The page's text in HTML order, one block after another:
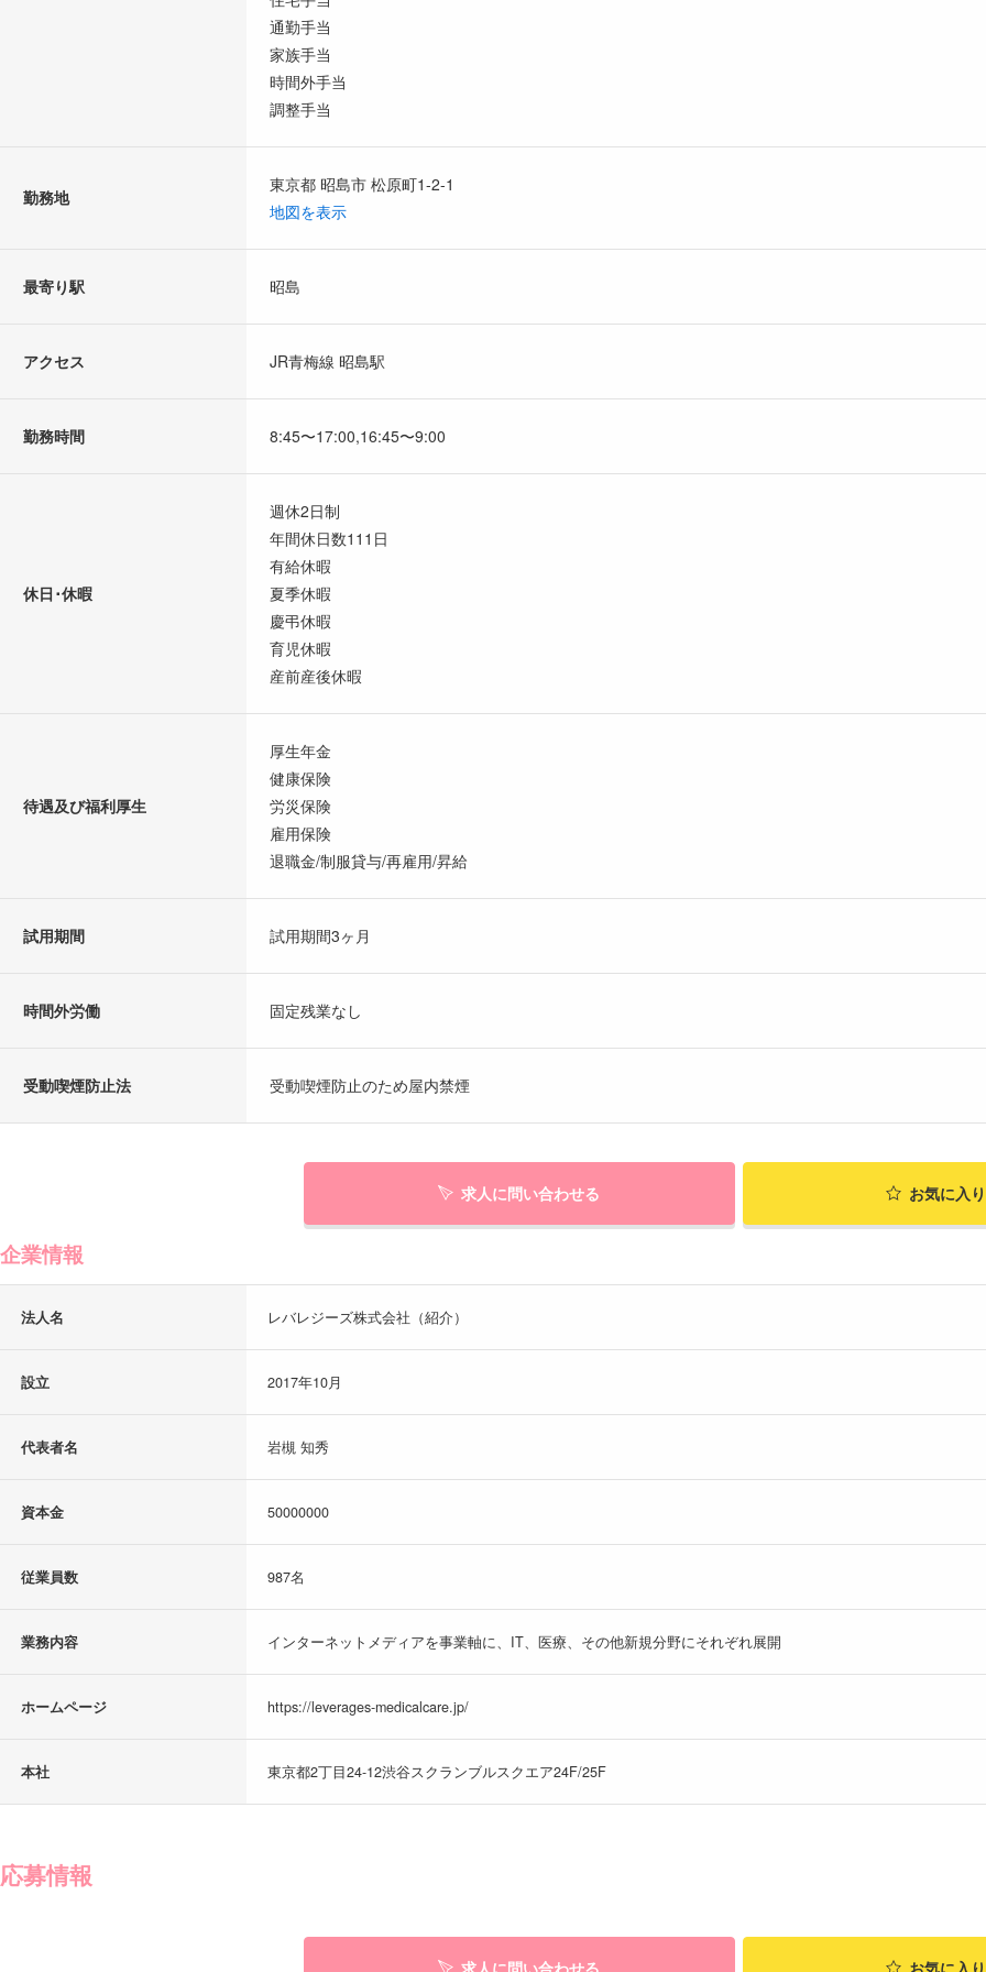
通勤手当
家族手当
時間外手当
調整手当
勤務地
東京都 昭島市 松原町1-2-1
地図を表示
最寄り駅 昭島
アクセス JR青梅線 昭島駅
勤務時間 8:45〜17:00,16:45〜9:00
休日･休暇
週休2日制
年間休日数111日
有給休暇
夏季休暇
慶弔休暇
育児休暇
産前産後休暇
待遇及び福利厚生
厚生年金
健康保険
労災保険
雇用保険
退職金/制服貸与/再雇用/昇給
試用期間 試用期間3ヶ月
時間外労働 固定残業なし
受動喫煙防止法 受動喫煙防止のため屋内禁煙
求人に問い合わせる お気に入
企業情報
法人名 レバレジーズ株式会社（紹介）
設立 2017年10月
代表者名 岩槻 知秀
資本金 50000000
従業員数 987名
業務内容 インターネットメディアを事業軸に、IT、医療、その他新規分野にそれぞれ展開
ホームページ https://leverages-medicalcare.jp/
本社 東京都2丁目24-12渋谷スクランブルスクエア24F/25F
応募情報